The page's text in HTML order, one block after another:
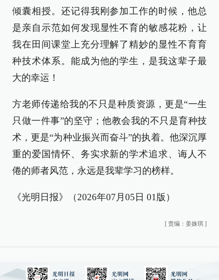
倾囊相授。还记得我刚参加工作的时候，他总
是亲自示范如何发现显性不育的敏感花粉，让
我在田间课堂上充分理解了精妙的显性不育育
种技术体系。能成为他的学生，是我这辈子最
大的幸运！
方老师传递给我的不只是种质资源，更是“一生
只做一件事”的坚守；他教会我的不只是育种技
术，更是“为种业振兴而奋斗”的执着。他深沉厚
重的爱国情怀、务实求新的学术追求、诲人不
倦的师者风范，永远是我辈学习的榜样。
《光明日报》（2026年07月05日 01版）
[ 责编：姜姝琪 ]